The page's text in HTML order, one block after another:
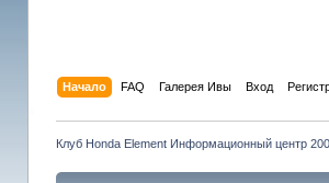
Начало FAQ Галерея Ивы Вход
Клуб Honda Element Информационный центр